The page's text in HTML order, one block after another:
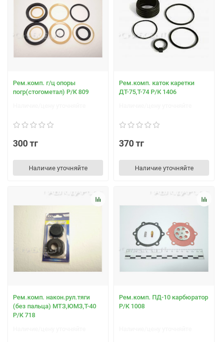
Рем.комп. г/ц опоры
погр(стогометал) Р/К 809
300 тг
Наличие уточняйте
Рем.комп. каток каретки
ДТ-75,Т-74 Р/К 1406
370 тг
Наличие уточняйте
Рем.комп. након.рул.тяги
(без пальца) МТЗ,ЮМЗ,Т-40
Р/К 718
Рем.комп. ПД-10 карбюратор
Р/К 1008